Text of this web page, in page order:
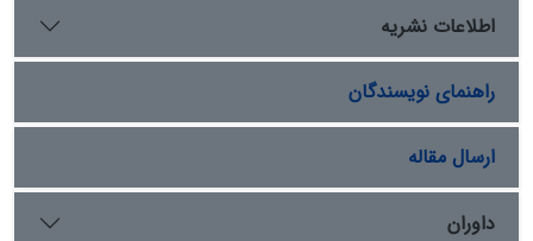
داشت.
اطلاعات نشریه
راهنمای نویسندگان
ارسال مقاله
داوران